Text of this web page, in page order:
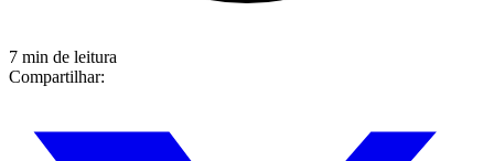
7 min de leitura
Compartilhar: